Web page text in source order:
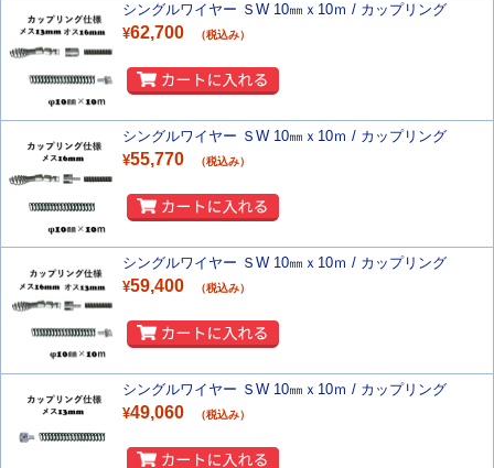
シングルワイヤー ＳW 10㎜ｘ10ｍ / カップリング
¥62,700 （税込み）
シングルワイヤー ＳW 10㎜ｘ10ｍ / カップリング
¥55,770 （税込み）
シングルワイヤー ＳW 10㎜ｘ10ｍ / カップリング
¥59,400 （税込み）
シングルワイヤー ＳW 10㎜ｘ10ｍ / カップリング
¥49,060 （税込み）